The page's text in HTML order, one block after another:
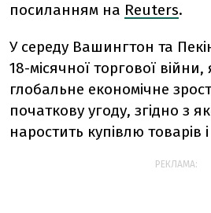
посиланням на Reuters.
У середу Вашингтон та
18-місячної торгової
глобальне економічне
початкову угоду, згідно з
наростить купівлю товарів
РЕКЛАМА: